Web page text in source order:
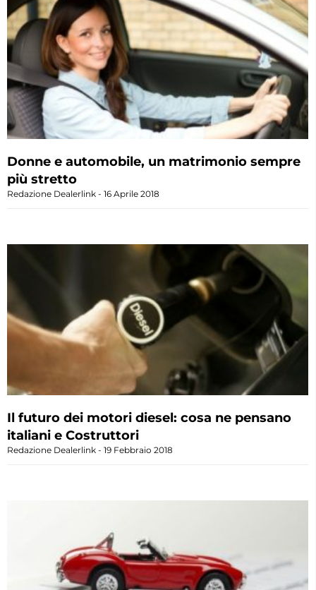
Donne e automobile, un matrimonio sempre
più stretto
Redazione Dealerlink 16 Aprile 2018
Il futuro dei motori diesel: cosa ne pensano
italiani e Costruttori
Redazione Dealerlink 19 Febbraio 2018